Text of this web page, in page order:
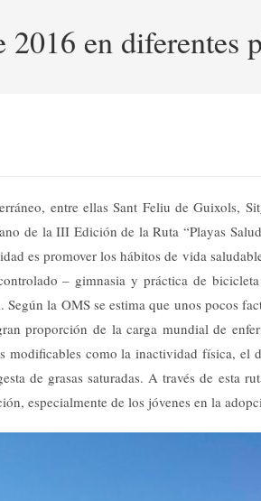
2016 en diferentes
entre ellas Sant Feliu de Guixols,
de la III Edición de la Ruta “Playas
es promover los hábitos de vida
– gimnasia y práctica de
la OMS se estima que unos pocos
proporción de la carga mundial de
modificables como la inactividad física, el
de grasas saturadas. A través de esta
especialmente de los jóvenes en la